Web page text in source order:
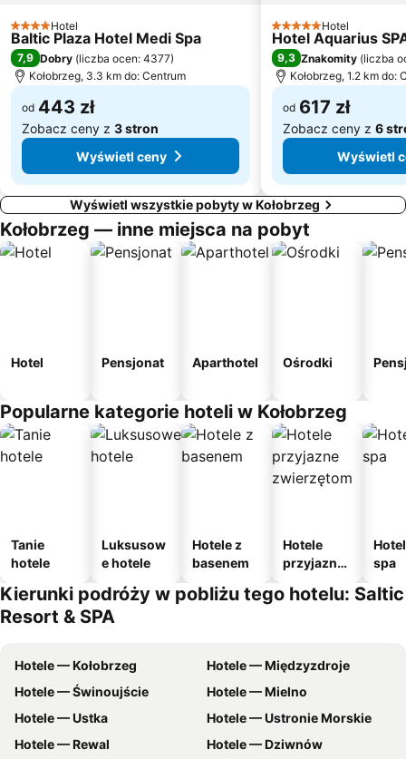
Pirat
Jamno
Jezioro Bukowiec
Muzeum Oręża Polskiego
Rzemieślnicza
4 Kategoria
Hotel
Baltic Plaza Hotel Medi Spa
7,9 Dobry (liczba ocen: 4377)
Kołobrzeg, 3.3 km do: Centrum
od 443 zł
Zobacz ceny z 3 stron
Wyświetl ceny
5 Kategoria
Hotel
Hotel Aquarius
9,3 Znakomity (liczba
Kołobrzeg, 1.2 km do:
od 617 zł
Zobacz ceny z 6
Wyświetl
Wyświetl wszystkie pobyty w Kołobrzeg
Kołobrzeg — inne miejsca na pobyt
Hotel Pensjonat Aparthotel Ośrodki
Popularne kategorie hoteli w Kołobrzeg
Tanie
hotele
Luksusow
e hotele
Hotele z
basenem
Hotele
przyjazne
m
spa
Kierunki podróży w pobliżu tego hotelu: Saltic
Resort & SPA
Hotele — Kołobrzeg
Hotele — Międzyzdroje
Hotele — Świnoujście
Hotele — Mielno
Hotele — Ustka
Hotele — Ustronie Morskie
Hotele — Rewal
Hotele — Dziwnów